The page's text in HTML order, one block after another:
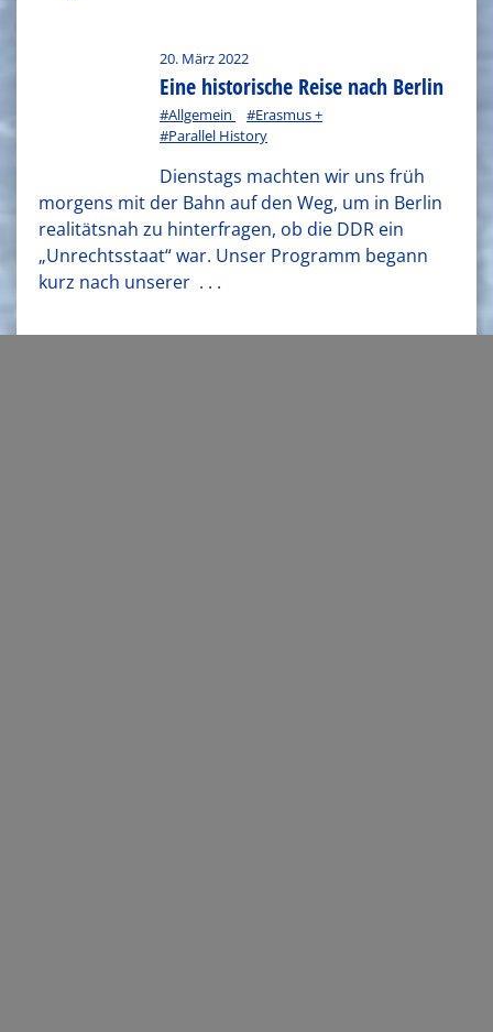
20. März 2022
Eine historische Reise nach Berlin
#Allgemein
#Erasmus +
#Parallel History
Dienstags machten wir uns früh
morgens mit der Bahn auf den Weg, um in Berlin
realitätsnah zu hinterfragen, ob die DDR ein
„Unrechtsstaat“ war. Unser Programm begann
kurz nach unserer . . .